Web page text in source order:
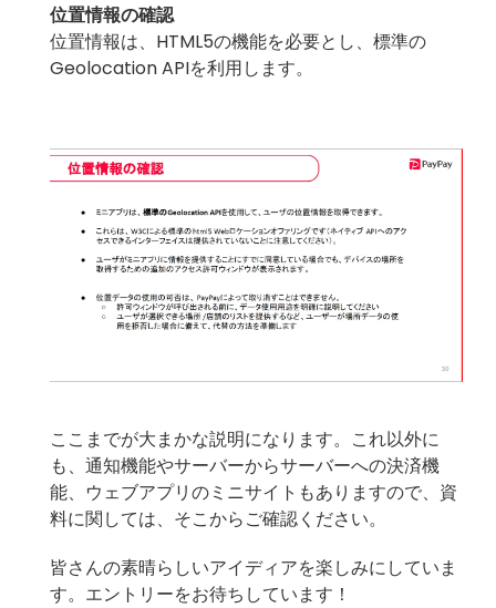
位置情報の確認
位置情報は、HTML5の機能を必要とし、標準の
Geolocation APIを利用します。
ここまでが大まかな説明になります。これ以外に
も、通知機能やサーバーからサーバーへの決済機
能、ウェブアプリのミニサイトもありますので、資
料に関しては、そこからご確認ください。
皆さんの素晴らしいアイディアを楽しみにしていま
す。エントリーをお待ちしています！